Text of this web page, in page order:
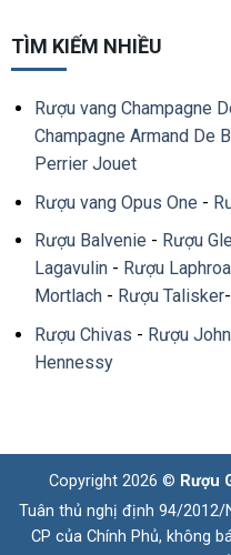
TÌM KIẾM NHIỀU
Rượu vang Champagne
Champagne Armand De
Perrier Jouet
Rượu vang Opus One -
Rượu Balvenie - Rượu
Lagavulin- Rượu
Mortlach- Rượu Talisker-
Rượu Chivas - Rượu
Hennessy
Copyright 2026 © Rượu
Tuân thủ nghị định 94/
CP của Chính Phủ, không